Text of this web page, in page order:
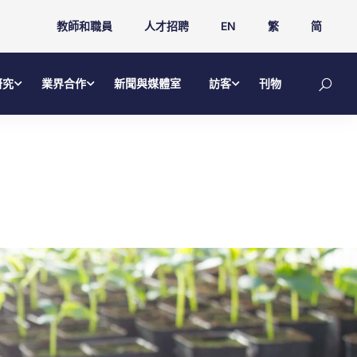
教師和職員 人才招聘 EN 繁 简
究 業界合作 新聞與媒體室 訪客 刊物